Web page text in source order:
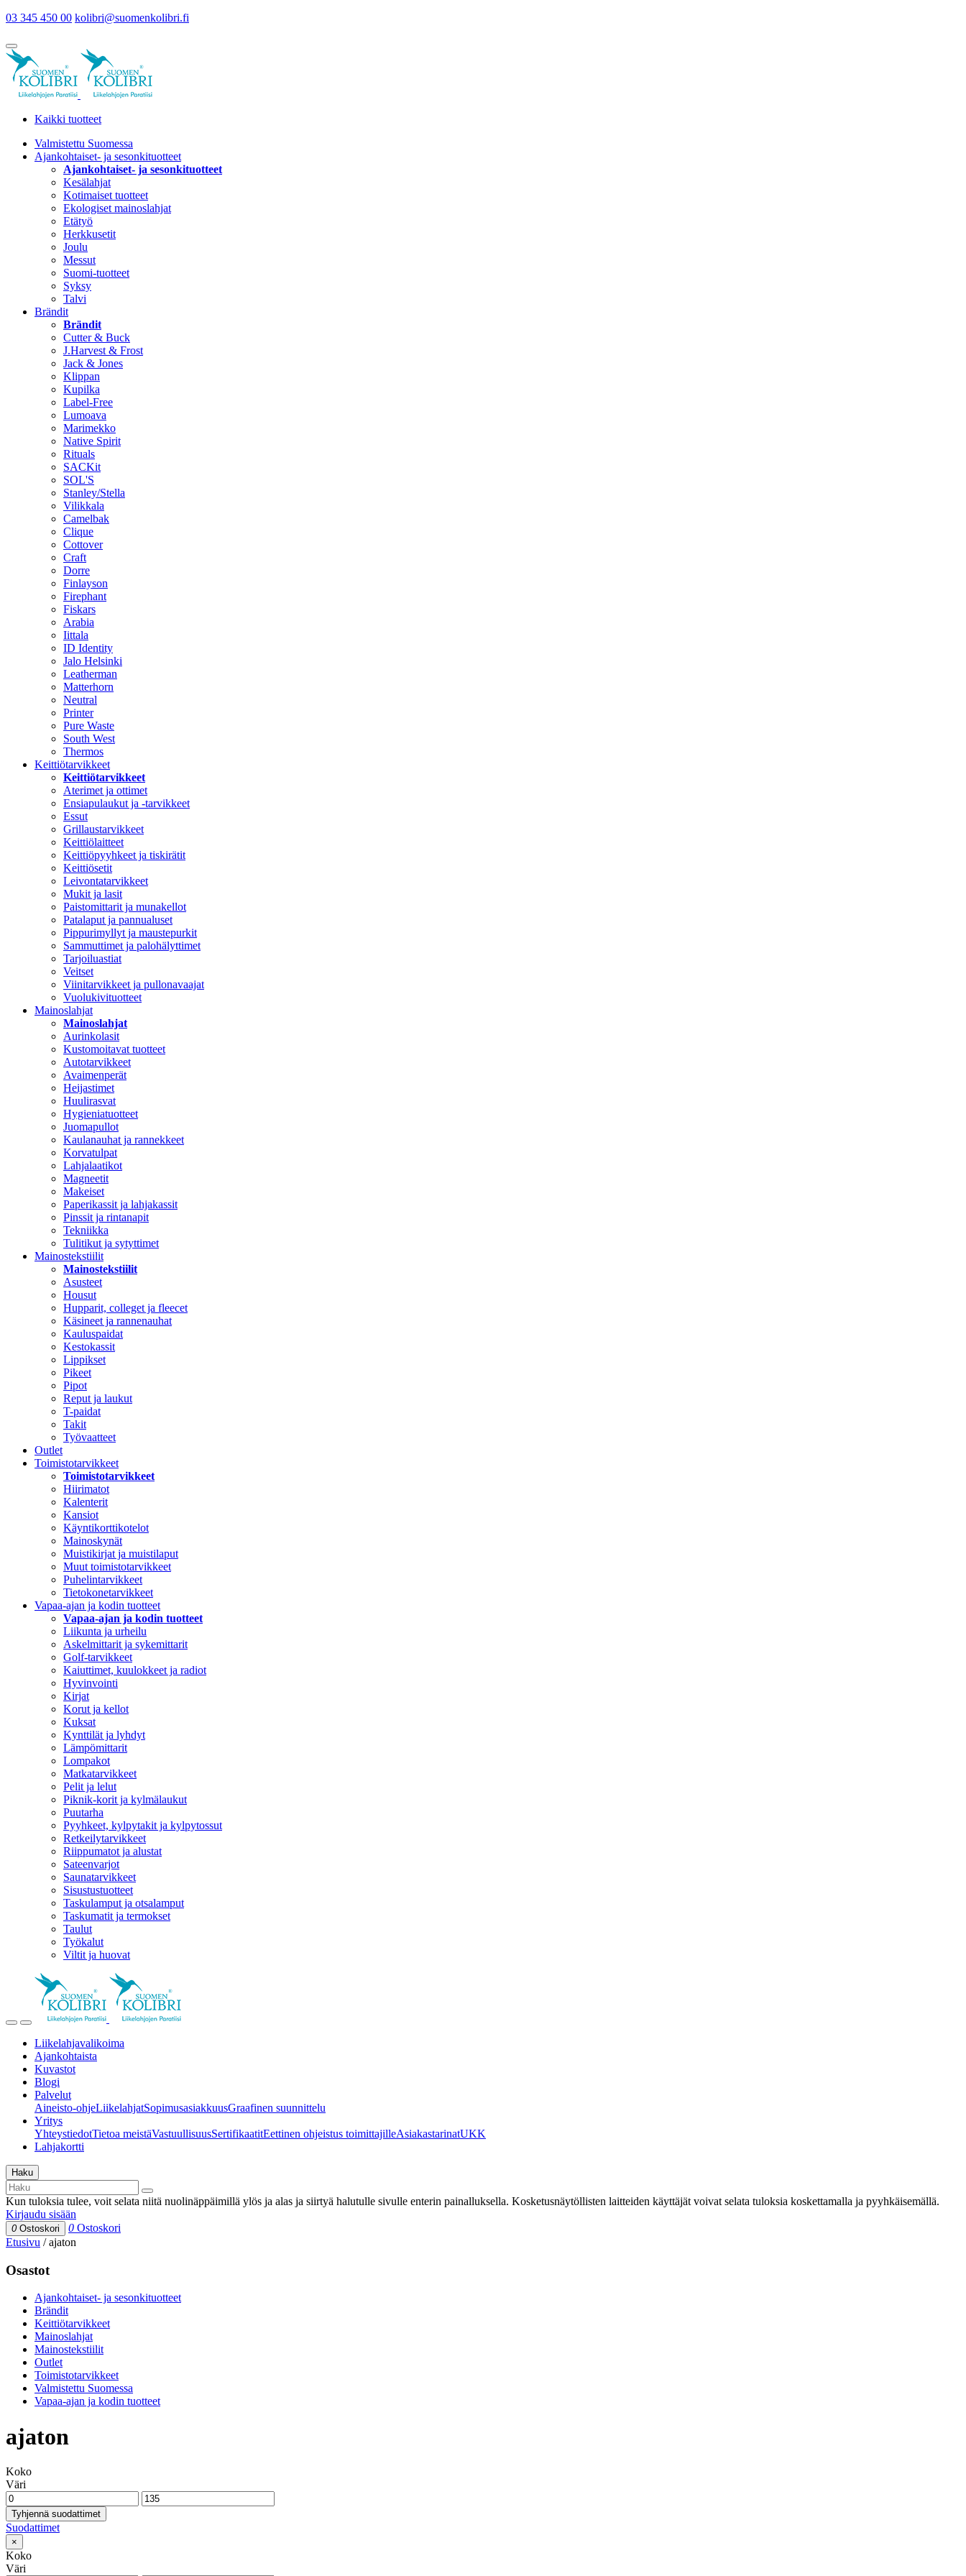
03 345 450 00 kolibri@suomenkolibri.fi
Kaikki tuotteet
Valmistettu Suomessa
Ajankohtaiset- ja sesonkituotteet
Ajankohtaiset- ja sesonkituotteet
Kesälahjat
Kotimaiset tuotteet
Ekologiset mainoslahjat
Etätyö
Herkkusetit
Joulu
Messut
Suomi-tuotteet
Syksy
Talvi
Brändit
Brändit
Cutter & Buck
J.Harvest & Frost
Jack & Jones
Klippan
Kupilka
Label-Free
Lumoava
Marimekko
Native Spirit
Rituals
SACKit
SOL'S
Stanley/Stella
Vilikkala
Camelbak
Clique
Cottover
Craft
Dorre
Finlayson
Firephant
Fiskars
Arabia
Iittala
ID Identity
Jalo Helsinki
Leatherman
Matterhorn
Neutral
Printer
Pure Waste
South West
Thermos
Keittiötarvikkeet
Keittiötarvikkeet
Aterimet ja ottimet
Ensiapulaukut ja -tarvikkeet
Essut
Grillaustarvikkeet
Keittiölaitteet
Keittiöpyyhkeet ja tiskirätit
Keittiösetit
Leivontatarvikkeet
Mukit ja lasit
Paistomittarit ja munakellot
Patalaput ja pannualuset
Pippurimyllyt ja maustepurkit
Sammuttimet ja palohälyttimet
Tarjoiluastiat
Veitset
Viinitarvikkeet ja pullonavaajat
Vuolukivituotteet
Mainoslahjat
Mainoslahjat
Aurinkolasit
Kustomoitavat tuotteet
Autotarvikkeet
Avaimenperät
Heijastimet
Huulirasvat
Hygieniatuotteet
Juomapullot
Kaulanauhat ja rannekkeet
Korvatulpat
Lahjalaatikot
Magneetit
Makeiset
Paperikassit ja lahjakassit
Pinssit ja rintanapit
Tekniikka
Tulitikut ja sytyttimet
Mainostekstiilit
Mainostekstiilit
Asusteet
Housut
Hupparit, colleget ja fleecet
Käsineet ja rannenauhat
Kauluspaidat
Kestokassit
Lippikset
Pikeet
Pipot
Reput ja laukut
T-paidat
Takit
Työvaatteet
Outlet
Toimistotarvikkeet
Toimistotarvikkeet
Hiirimatot
Kalenterit
Kansiot
Käyntikorttikotelot
Mainoskynät
Muistikirjat ja muistilaput
Muut toimistotarvikkeet
Puhelintarvikkeet
Tietokonetarvikkeet
Vapaa-ajan ja kodin tuotteet
Vapaa-ajan ja kodin tuotteet
Liikunta ja urheilu
Askelmittarit ja sykemittarit
Golf-tarvikkeet
Kaiuttimet, kuulokkeet ja radiot
Hyvinvointi
Kirjat
Korut ja kellot
Kuksat
Kynttilät ja lyhdyt
Lämpömittarit
Lompakot
Matkatarvikkeet
Pelit ja lelut
Piknik-korit ja kylmälaukut
Puutarha
Pyyhkeet, kylpytakit ja kylpytossut
Retkeilytarvikkeet
Riippumatot ja alustat
Sateenvarjot
Saunatarvikkeet
Sisustustuotteet
Taskulamput ja otsalamput
Taskumatit ja termokset
Taulut
Työkalut
Viltit ja huovat
Liikelahjavalikoima
Ajankohtaista
Kuvastot
Blogi
Palvelut
Aineisto-ohjeLiikelahjatSopimusasiakkuusGraafinen suunnittelu
Yritys
YhteystiedotTietoa meistäVastuullisuusSertifikaatitEettinen ohjeistus toimittajilleAsiakastarinatUKK
Lahjakortti
Haku
Kun tuloksia tulee, voit selata niitä nuolinäppäimillä ylös ja alas ja siirtyä halutulle sivulle enterin painalluksella. Kosketusnäytöllisten laitteiden käyttäjät voivat selata tuloksia koskettamalla ja pyyhkäisemällä.
Kirjaudu sisään
0 Ostoskori 0 Ostoskori
Etusivu /ajaton
Osastot
Ajankohtaiset- ja sesonkituotteet
Brändit
Keittiötarvikkeet
Mainoslahjat
Mainostekstiilit
Outlet
Toimistotarvikkeet
Valmistettu Suomessa
Vapaa-ajan ja kodin tuotteet
ajaton
Koko
Väri
Tyhjennä suodattimet
Suodattimet
×
Koko
Väri